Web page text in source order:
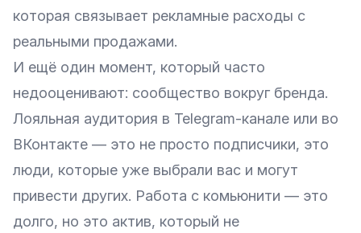
которая связывает рекламные расходы с
реальными продажами.
И ещё один момент, который часто
недооценивают: сообщество вокруг бренда.
Лояльная аудитория в Telegram-канале или во
ВКонтакте — это не просто подписчики, это
люди, которые уже выбрали вас и могут
привести других. Работа с комьюнити — это
долго, но это актив, который не